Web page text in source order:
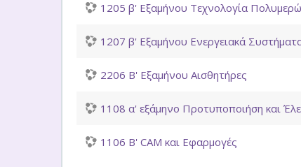
1205 β' Εξαμήνου Τεχνολογία
1207 β' Εξαμήνου Ενεργειακά
2206 Β' Εξαμήνου Αισθητήρες
1108 α' εξάμηνο Προτυποποιήση και
1106 Β' CAM και Εφαρμογές